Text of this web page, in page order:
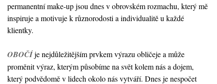
permanentní make-up jsou dnes v obrovském rozmachu, který mě
inspiruje a motivuje k různorodosti a individualitě u každé
klientky.
OBOČÍje nejdůležitějším prvkem výrazu obličeje a může
proměnit výraz, kterým působíme na svět kolem nás a dojem,
který podvědomě v lidech okolo nás vytváří. Dnes je nespočet